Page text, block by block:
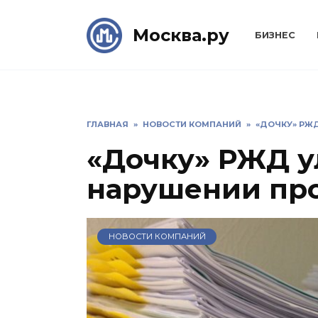
Москва.ру БИЗНЕС
ГЛАВНАЯ » НОВОСТИ КОМПАНИЙ » «ДОЧКУ»
«Дочку» РЖД
нарушении
НОВОСТИ КОМПАНИЙ